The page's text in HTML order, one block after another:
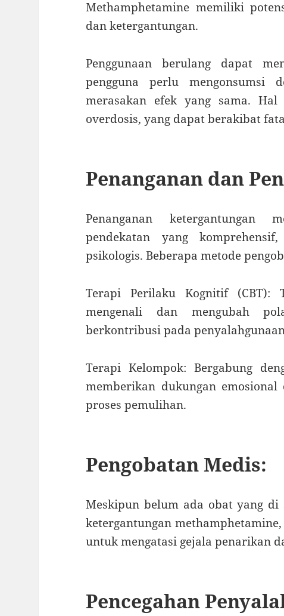
Methamphetamine memiliki
dan ketergantungan.
Penggunaan berulang dapat
pengguna perlu
merasakan efek yang sama.
overdosis, yang dapat berakibat
Penanganan dan
Penanganan ketergantungan
pendekatan yang
psikologis. Beberapa metode
Terapi Perilaku Kognitif
mengenali dan mengubah
berkontribusi pada
Terapi Kelompok: Bergabung
memberikan dukungan
proses pemulihan.
Pengobatan Medis:
Meskipun belum ada obat yang
ketergantungan
untuk mengatasi gejala penarikan
Pencegahan